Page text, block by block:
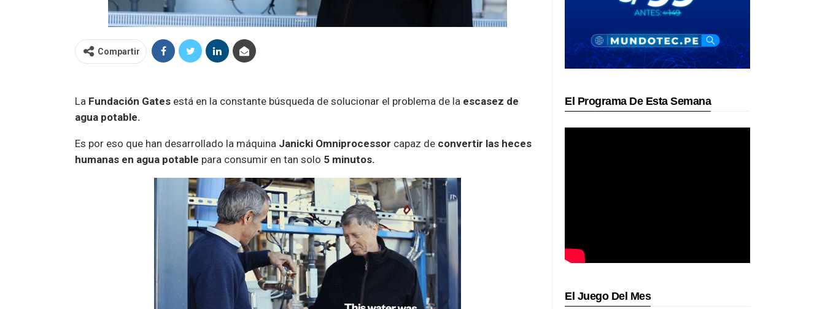
Compartir
La Fundación Gates está en la constante búsqueda de solucionar el problema de la escasez de
agua potable.
Es por eso que han desarrollado la máquina Janicki Omniprocessor capaz de convertir las heces
humanas en agua potable para consumir en tan solo 5 minutos.
El Programa De Esta Semana
El Juego Del Mes